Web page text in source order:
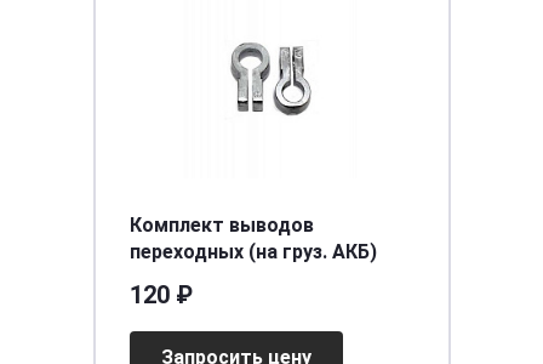
Комплект выводов
переходных (на груз. АКБ)
120 ₽
Запросить цену